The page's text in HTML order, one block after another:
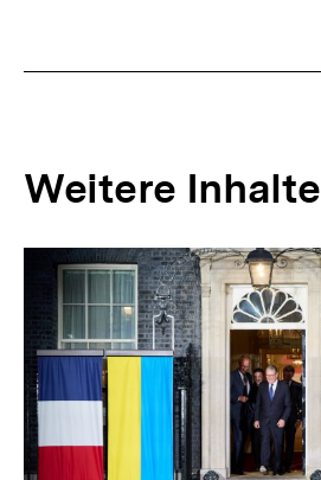
Weitere Inhalte
Inhaltskarousell
weitere
Inhalte
Inhaltskarussell
überspringen